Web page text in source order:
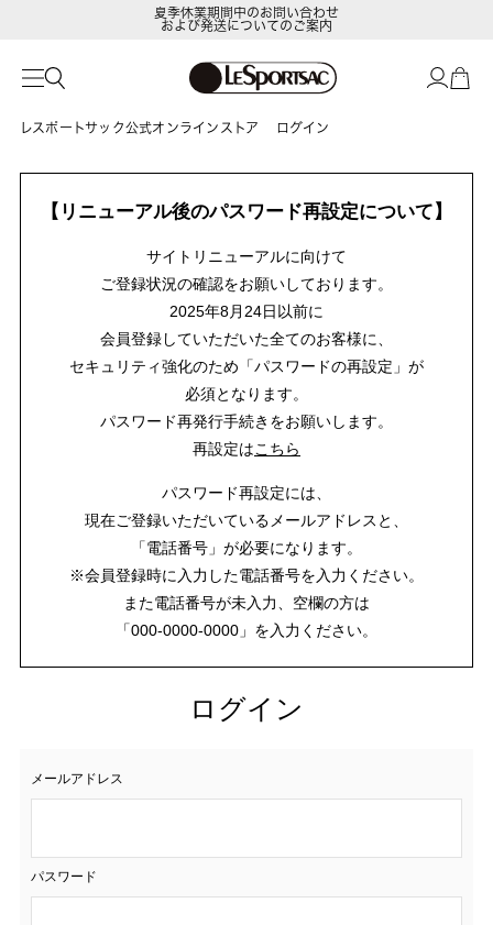
夏季休業期間中のお問い合わせ
および発送についてのご案内
レスポートサック公式オンラインストア ログイン
【リニューアル後のパスワード再設定について】
サイトリニューアルに向けて
ご登録状況の確認をお願いしております。
2025年8月24日以前に
会員登録していただいた全てのお客様に、
セキュリティ強化のため「パスワードの再設定」が
必須となります。
パスワード再発行手続きをお願いします。
再設定はこちら
パスワード再設定には、
現在ご登録いただいているメールアドレスと、
「電話番号」が必要になります。
※会員登録時に入力した電話番号を入力ください。
また電話番号が未入力、空欄の方は
「000-0000-0000」を入力ください。
ログイン
メールアドレス
パスワード